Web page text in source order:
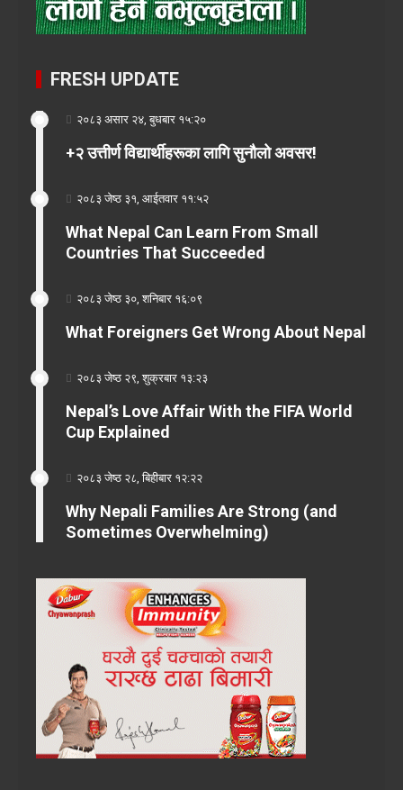
FRESH UPDATE
२०८३ असार २४, बुधबार १५:२०
+२ उत्तीर्ण विद्यार्थीहरूका लागि सुनौलो अवसर!
२०८३ जेष्ठ ३१, आईतवार ११:५२
What Nepal Can Learn From Small
Countries That Succeeded
२०८३ जेष्ठ ३०, शनिबार १६:०९
What Foreigners Get Wrong About Nepal
२०८३ जेष्ठ २९, शुक्रबार १३:२३
Nepal’s Love Affair With the FIFA World
Cup Explained
२०८३ जेष्ठ २८, बिहीबार १२:२२
Why Nepali Families Are Strong (and
Sometimes Overwhelming)